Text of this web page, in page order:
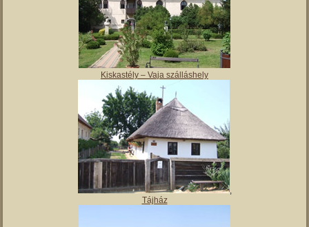
Kiskastély – Vaja szálláshely
,
Tájház